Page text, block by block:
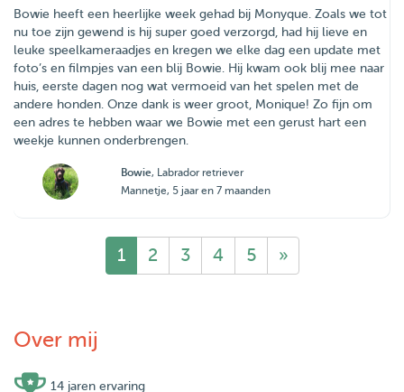
Bowie heeft een heerlijke week gehad bij Monyque. Zoals we tot
nu toe zijn gewend is hij super goed verzorgd, had hij lieve en
leuke speelkameraadjes en kregen we elke dag een update met
foto’s en filmpjes van een blij Bowie. Hij kwam ook blij mee naar
huis, eerste dagen nog wat vermoeid van het spelen met de
andere honden. Onze dank is weer groot, Monique! Zo fijn om
een adres te hebben waar we Bowie met een gerust hart een
weekje kunnen onderbrengen.
Bowie, Labrador retriever
Mannetje, 5 jaar en 7 maanden
1 2 3 4 5 »
Over mij
14 jaren ervaring